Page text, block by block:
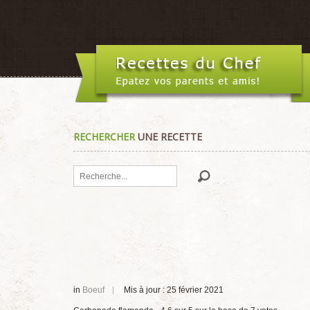
RECHERCHERUNE RECETTE
Rechercher
in Boeuf Mis à jour : 25 février 2021